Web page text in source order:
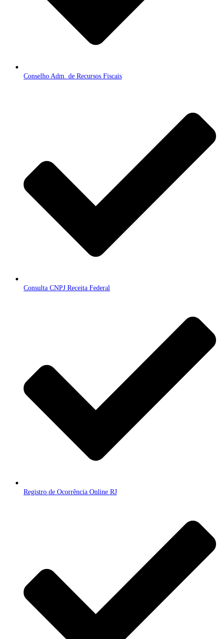
Conselho Adm. de Recursos Fiscais
Consulta CNPJ Receita Federal
Registro de Ocorrência Online RJ